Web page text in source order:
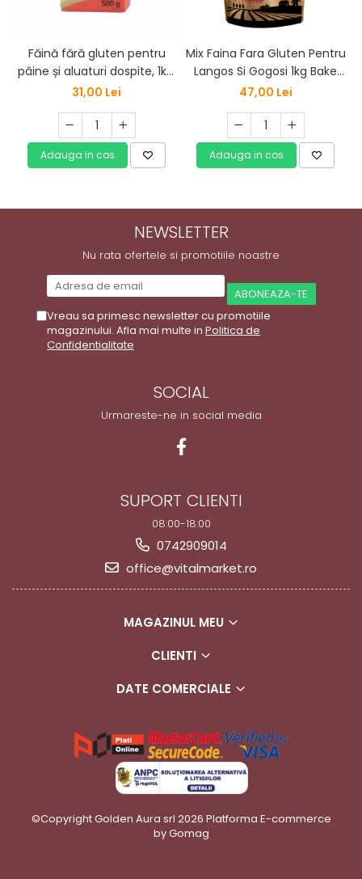
Făină fără gluten pentru
pâine și aluaturi dospite, 1kg,
Barbara
31,00 Lei
Adauga in cos
Mix Faina Fara Gluten Pentru
Langos Si Gogosi 1kg Bake
Free Eden Premium
47,00 Lei
Adauga in cos
NEWSLETTER
Nu rata ofertele si promotiile noastre
Vreau sa primesc newsletter cu promotiile
magazinului. Afla mai multe in Politica de
Confidentialitate
SOCIAL
Urmareste-ne in social media
SUPORT CLIENTI
08:00-18:00
0742909014
office@vitalmarket.ro
MAGAZINUL MEU
CLIENTI
DATE COMERCIALE
©Copyright Golden Aura srl 2026 Platforma E-commerce
by Gomag